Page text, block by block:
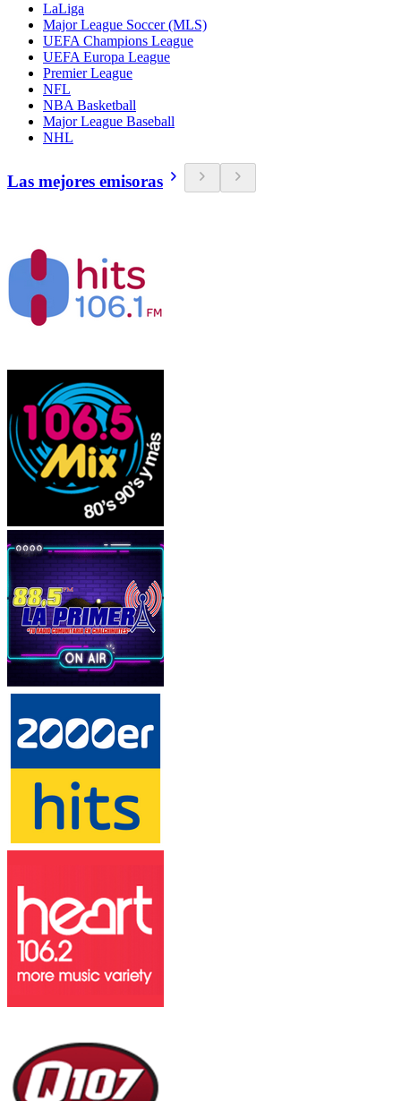
LaLiga
Major League Soccer (MLS)
UEFA Champions League
UEFA Europa League
Premier League
NFL
NBA Basketball
Major League Baseball
NHL
Las mejores emisoras